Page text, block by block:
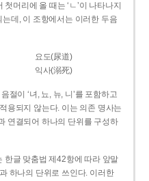
머리에 올 때는 ‘ㄴ’이 나타나지
는데, 이 조항에서는 이러한 두음
요도(尿道)
익사(溺死)
절이 ‘녀, 뇨, 뉴, 니’를 포함하고
용되지 않는다. 이는 의존 명사는
연결되어 하나의 단위를 구성하
한글 맞춤법 제42항에 따라 앞말
하나의 단위로 쓰인다. 이러한